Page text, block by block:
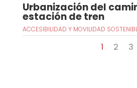
Urbanización del
estación de tren
ACCESIBILIDAD Y MOVILIDAD
1 2 3